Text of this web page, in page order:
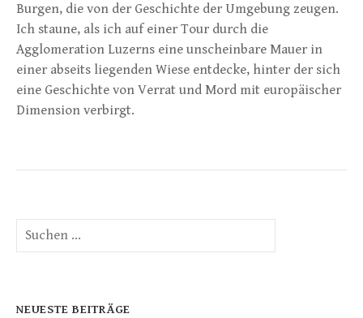
Burgen, die von der Geschichte der Umgebung zeugen.
Ich staune, als ich auf einer Tour durch die
Agglomeration Luzerns eine unscheinbare Mauer in
einer abseits liegenden Wiese entdecke, hinter der sich
eine Geschichte von Verrat und Mord mit europäischer
Dimension verbirgt.
Suchen
nach:
NEUESTE BEITRÄGE